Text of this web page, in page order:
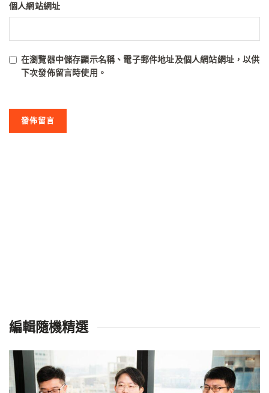
個人網站網址
在瀏覽器中儲存顯示名稱、電子郵件地址及個人網站網址，以供
下次發佈留言時使用。
編輯隨機精選